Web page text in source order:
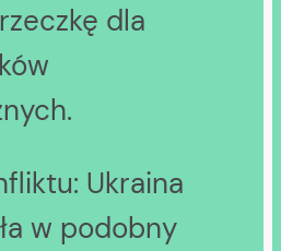
dla
Ukraina
w podobny